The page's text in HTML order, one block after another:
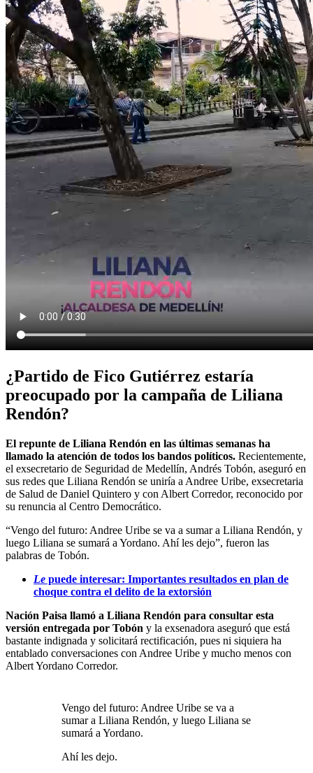
¿Partido de Fico Gutiérrez estaría
preocupado por la campaña de Liliana
Rendón?
El repunte de Liliana Rendón en las últimas semanas ha
llamado la atención de todos los bandos políticos. Recientemente,
el exsecretario de Seguridad de Medellín, Andrés Tobón, aseguró en
sus redes que Liliana Rendón se uniría a Andree Uribe, exsecretaria
de Salud de Daniel Quintero y con Albert Corredor, reconocido por
su renuncia al Centro Democrático.
“Vengo del futuro: Andree Uribe se va a sumar a Liliana Rendón, y
luego Liliana se sumará a Yordano. Ahí les dejo”, fueron las
palabras de Tobón.
Le puede interesar: Importantes resultados en plan de
choque contra el delito de la extorsión
Nación Paisa llamó a Liliana Rendón para consultar esta
versión entregada por Tobón y la exsenadora aseguró que está
bastante indignada y solicitará rectificación, pues ni siquiera ha
entablado conversaciones con Andree Uribe y mucho menos con
Albert Yordano Corredor.
Vengo del futuro: Andree Uribe se va a
sumar a Liliana Rendón, y luego Liliana se
sumará a Yordano.
Ahí les dejo.